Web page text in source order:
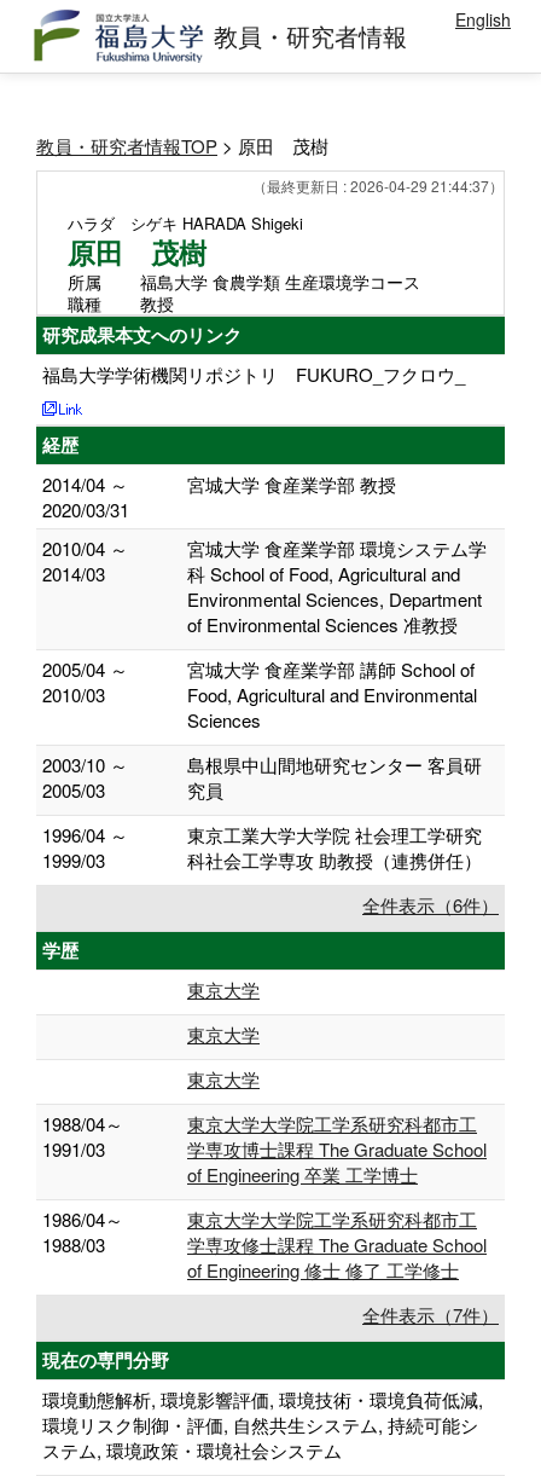
教員・研究者情報 English
教員・研究者情報TOP > 原田 茂樹
（最終更新日 : 2026-04-29 21:44:37）
ハラダ シゲキ HARADA Shigeki
原田 茂樹
所属
福島大学 食農学類 生産環境学コース
職種
教授
研究成果本文へのリンク
福島大学学術機関リポジトリ FUKURO_フクロウ_
経歴
2014/04 ～
2020/03/31
宮城大学 食産業学部 教授
2010/04 ～
2014/03
宮城大学 食産業学部 環境システム学
科 School of Food, Agricultural and
Environmental Sciences, Department
of Environmental Sciences 准教授
2005/04 ～
2010/03
宮城大学 食産業学部 講師 School of
Food, Agricultural and Environmental
Sciences
2003/10 ～
2005/03
島根県中山間地研究センター 客員研
究員
1996/04 ～
1999/03
東京工業大学大学院 社会理工学研究
科社会工学専攻 助教授（連携併任）
全件表示（6件）
学歴
東京大学
東京大学
東京大学
1988/04～
1991/03
東京大学大学院工学系研究科都市工
学専攻博士課程 The Graduate School
of Engineering 卒業 工学博士
1986/04～
1988/03
東京大学大学院工学系研究科都市工
学専攻修士課程 The Graduate School
of Engineering 修士 修了 工学修士
全件表示（7件）
現在の専門分野
環境動態解析, 環境影響評価, 環境技術・環境負荷低減,
環境リスク制御・評価, 自然共生システム, 持続可能シ
ステム, 環境政策・環境社会システム